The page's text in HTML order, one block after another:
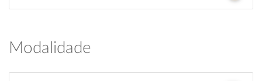
Modalidade